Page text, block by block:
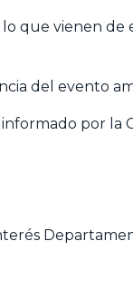
que vienen de
del evento
por la